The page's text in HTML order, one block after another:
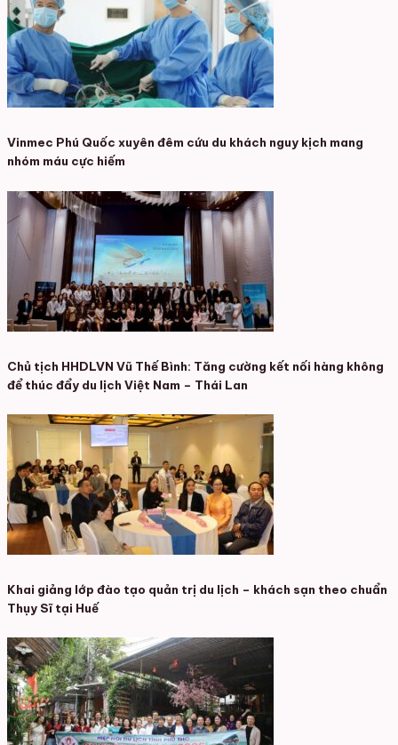
Vinmec Phú Quốc xuyên đêm cứu du khách nguy kịch mang
nhóm máu cực hiếm
Chủ tịch HHDLVN Vũ Thế Bình: Tăng cường kết nối hàng không
để thúc đẩy du lịch Việt Nam – Thái Lan
Khai giảng lớp đào tạo quản trị du lịch – khách sạn theo chuẩn
Thụy Sĩ tại Huế